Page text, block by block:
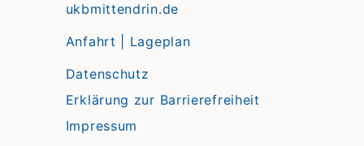
ukbmittendrin.de
Anfahrt | Lageplan
Datenschutz
Erklärung zur Barrierefreiheit
Impressum